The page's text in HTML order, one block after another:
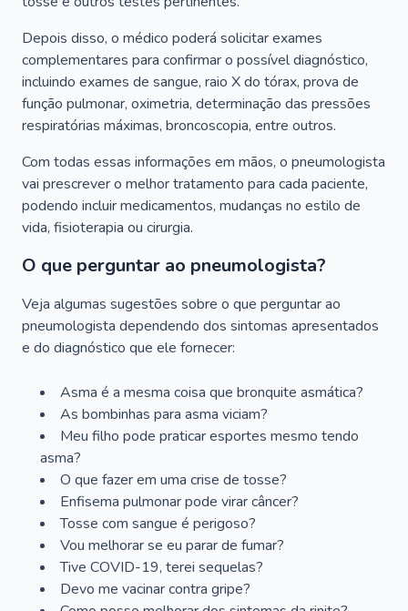
Depois disso, o médico poderá solicitar exames
complementares para confirmar o possível diagnóstico,
incluindo exames de sangue, raio X do tórax, prova de
função pulmonar, oximetria, determinação das pressões
respiratórias máximas, broncoscopia, entre outros.
Com todas essas informações em mãos, o pneumologista
vai prescrever o melhor tratamento para cada paciente,
podendo incluir medicamentos, mudanças no estilo de
vida, fisioterapia ou cirurgia.
O que perguntar ao pneumologista?
Veja algumas sugestões sobre o que perguntar ao
pneumologista dependendo dos sintomas apresentados
e do diagnóstico que ele fornecer:
Asma é a mesma coisa que bronquite asmática?
As bombinhas para asma viciam?
Meu filho pode praticar esportes mesmo tendo
asma?
O que fazer em uma crise de tosse?
Enfisema pulmonar pode virar câncer?
Tosse com sangue é perigoso?
Vou melhorar se eu parar de fumar?
Tive COVID-19, terei sequelas?
Devo me vacinar contra gripe?